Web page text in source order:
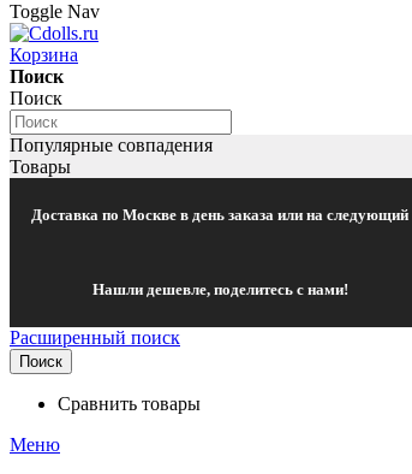
Toggle Nav
Корзина
Поиск
Поиск
Популярные совпадения
Товары
Доставка по Москве в день заказа или на следующий
Нашли дешевле, поделитесь с нами!
Расширенный поиск
Поиск
Сравнить товары
Меню